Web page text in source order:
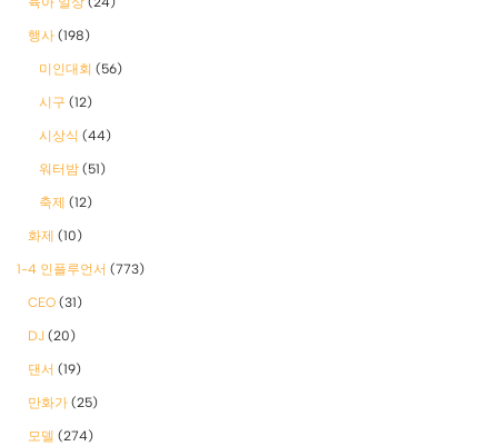
행사 (198)
미인대회 (56)
시구 (12)
시상식 (44)
워터밤 (51)
축제 (12)
화제 (10)
1-4 인플루언서 (773)
CEO (31)
DJ (20)
댄서 (19)
만화가 (25)
모델 (274)